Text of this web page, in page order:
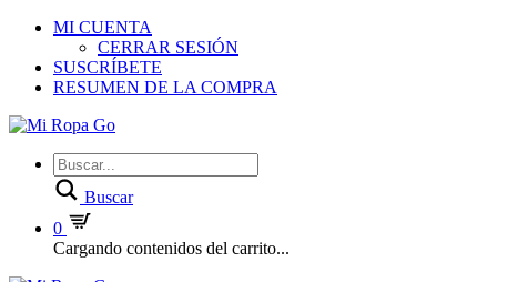
MI CUENTA
CERRAR SESIÓN
SUSCRÍBETE
RESUMEN DE LA COMPRA
Buscar
0
Cargando contenidos del carrito...